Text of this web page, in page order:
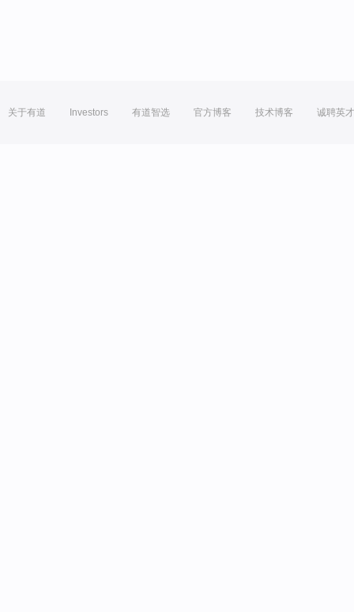
关于有道 Investors 有道智选 官方博客 技术博客 诚聘英才